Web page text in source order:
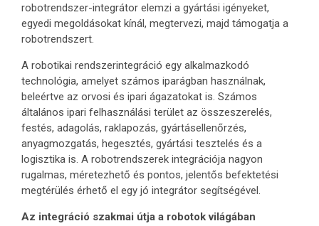
robotrendszer-integrátor elemzi a gyártási igényeket,
egyedi megoldásokat kínál, megtervezi, majd támogatja a
robotrendszert.
A robotikai rendszerintegráció egy alkalmazkodó
technológia, amelyet számos iparágban használnak,
beleértve az orvosi és ipari ágazatokat is. Számos
általános ipari felhasználási terület az összeszerelés,
festés, adagolás, raklapozás, gyártásellenőrzés,
anyagmozgatás, hegesztés, gyártási tesztelés és a
logisztika is. A robotrendszerek integrációja nagyon
rugalmas, méretezhető és pontos, jelentős befektetési
megtérülés érhető el egy jó integrátor segítségével.
Az integráció szakmai útja a robotok világában